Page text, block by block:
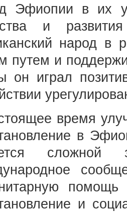
Эфиопии в их
и
народ в
путем и
он играл
время
в
сложной
и